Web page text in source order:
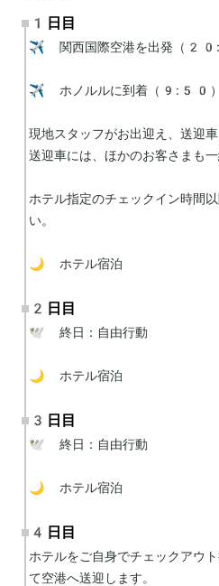
1日目
✈️ 関西国際空港を出発（
✈️ ホノルルに到着（9:50）
現地スタッフがお出迎え、送迎
送迎車には、ほかのお客さまも
ホテル指定のチェックイン時間
い。
🌙 ホテル宿泊
2日目
🕊 終日：自由行動
🌙 ホテル宿泊
3日目
🕊 終日：自由行動
🌙 ホテル宿泊
4日目
ホテルをご自身でチェックアウ
て空港へ送迎します。